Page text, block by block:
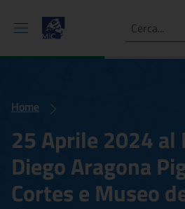
Ricerca
Home
25 Aprile 2024 al
Diego Aragona
Cortes e Museo